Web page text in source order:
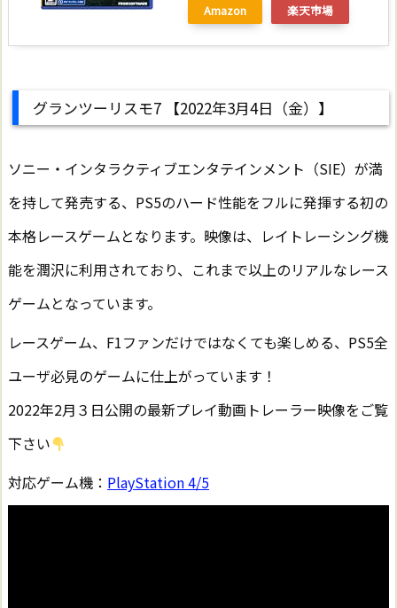
Amazon 楽天市場
グランツーリスモ7 【2022年3月4日（金）】
ソニー・インタラクティブエンタテインメント（SIE）が満
を持して発売する、PS5のハード性能をフルに発揮する初の
本格レースゲームとなります。映像は、レイトレーシング機
能を潤沢に利用されており、これまで以上のリアルなレース
ゲームとなっています。
レースゲーム、F1ファンだけではなくても楽しめる、PS5全
ユーザ必見のゲームに仕上がっています！
2022年2月３日公開の最新プレイ動画トレーラー映像をご覧
下さい
対応ゲーム機： PlayStation 4/5